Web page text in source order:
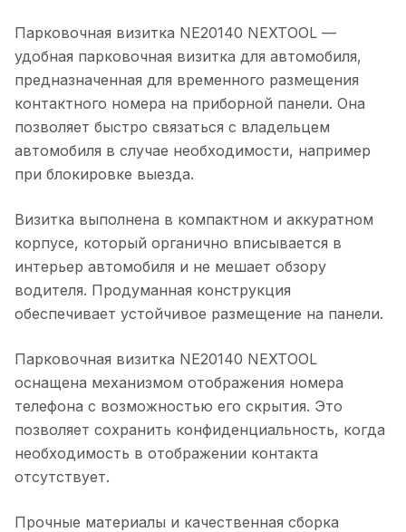
Парковочная визитка NE20140 NEXTOOL —
удобная парковочная визитка для автомобиля,
предназначенная для временного размещения
контактного номера на приборной панели. Она
позволяет быстро связаться с владельцем
автомобиля в случае необходимости, например
при блокировке выезда.
Визитка выполнена в компактном и аккуратном
корпусе, который органично вписывается в
интерьер автомобиля и не мешает обзору
водителя. Продуманная конструкция
обеспечивает устойчивое размещение на панели.
Парковочная визитка NE20140 NEXTOOL
оснащена механизмом отображения номера
телефона с возможностью его скрытия. Это
позволяет сохранить конфиденциальность, когда
необходимость в отображении контакта
отсутствует.
Прочные материалы и качественная сборка